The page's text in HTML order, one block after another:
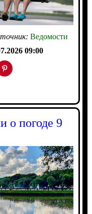
Ведомости
09:00
о погоде 9